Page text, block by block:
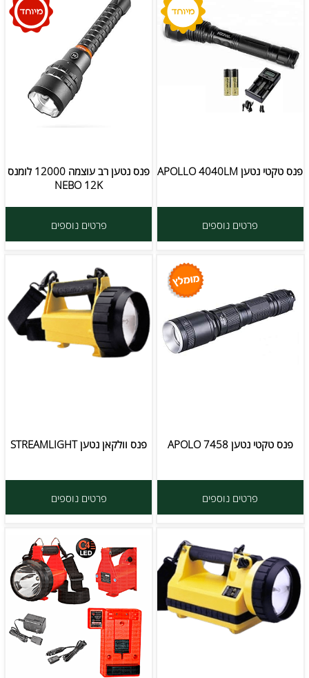
פנס טקטי נטען APOLLO 4040LM
פרטים נוספים
פנס נטען רב עוצמה 12000 לומנס
NEBO 12K
פרטים נוספים
פנס טקטי נטען APOLO 7458
פרטים נוספים
פנס וולקאן נטען STREAMLIGHT
פרטים נוספים